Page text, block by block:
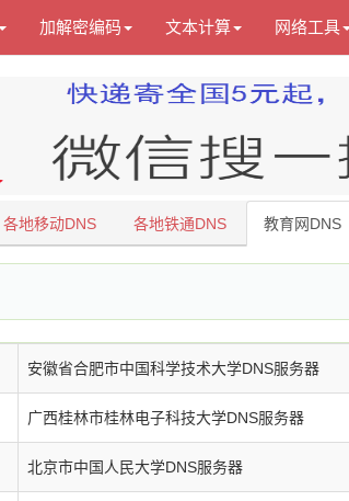
加解密编码 文本计算 网络工具
各地移动DNS 各地铁通DNS 教育网DNS
安徽省合肥市中国科学技术大学DNS服务器
广西桂林市桂林电子科技大学DNS服务器
北京市中国人民大学DNS服务器